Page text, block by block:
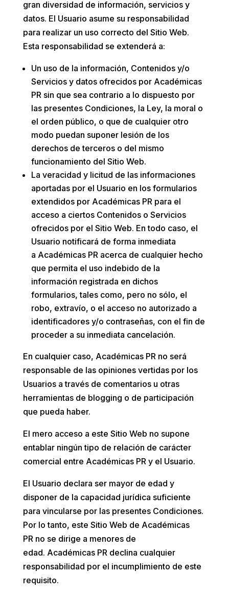
gran diversidad de información, servicios y
datos. El Usuario asume su responsabilidad
para realizar un uso correcto del Sitio Web.
Esta responsabilidad se extenderá a:
Un uso de la información, Contenidos y/o
Servicios y datos ofrecidos por Académicas
PR sin que sea contrario a lo dispuesto por
las presentes Condiciones, la Ley, la moral o
el orden público, o que de cualquier otro
modo puedan suponer lesión de los
derechos de terceros o del mismo
funcionamiento del Sitio Web.
La veracidad y licitud de las informaciones
aportadas por el Usuario en los formularios
extendidos por Académicas PR para el
acceso a ciertos Contenidos o Servicios
ofrecidos por el Sitio Web. En todo caso, el
Usuario notificará de forma inmediata
a Académicas PR acerca de cualquier hecho
que permita el uso indebido de la
información registrada en dichos
formularios, tales como, pero no sólo, el
robo, extravío, o el acceso no autorizado a
identificadores y/o contraseñas, con el fin de
proceder a su inmediata cancelación.
En cualquier caso, Académicas PR no será
responsable de las opiniones vertidas por los
Usuarios a través de comentarios u otras
herramientas de blogging o de participación
que pueda haber.
El mero acceso a este Sitio Web no supone
entablar ningún tipo de relación de carácter
comercial entre Académicas PR y el Usuario.
El Usuario declara ser mayor de edad y
disponer de la capacidad jurídica suficiente
para vincularse por las presentes Condiciones.
Por lo tanto, este Sitio Web de Académicas
PR no se dirige a menores de
edad. Académicas PR declina cualquier
responsabilidad por el incumplimiento de este
requisito.